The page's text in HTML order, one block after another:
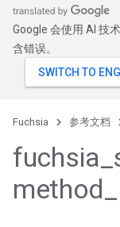
Google 会使用 AI 技
含错误。
Fuchsia 参考文档
fuchsia_
method_